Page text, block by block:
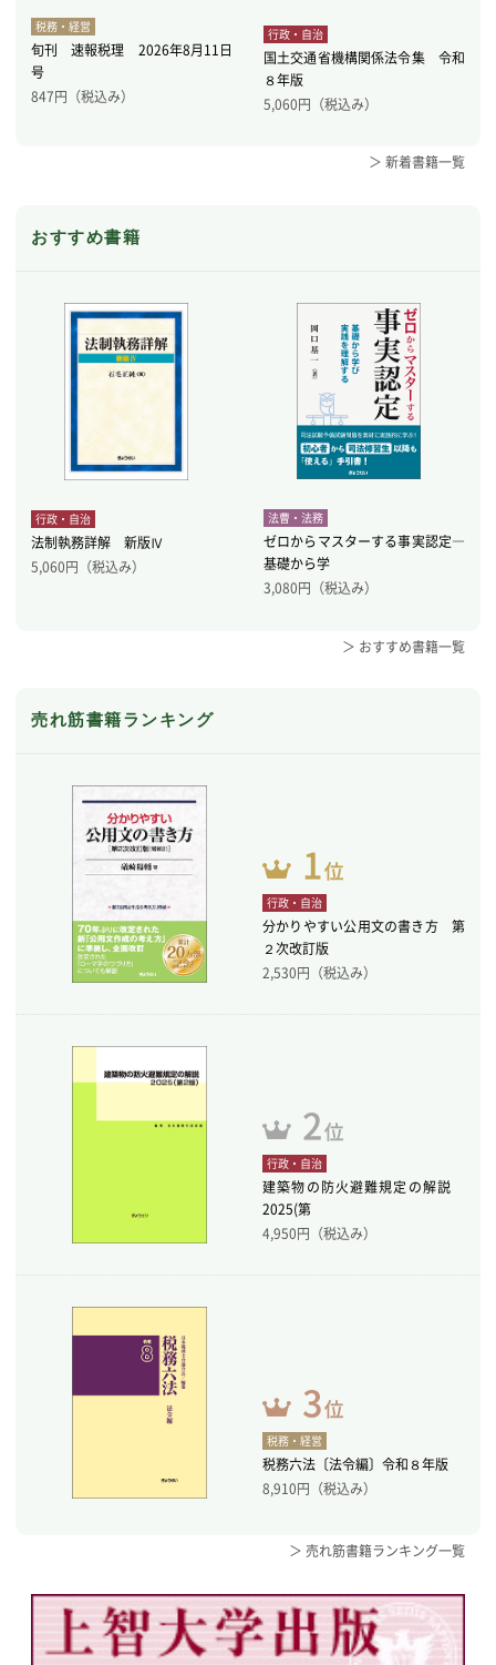
税務・経営
旬刊 速報税理 2026年8月11日
号
847円（税込み）
行政・自治
国土交通省機構関係法令集 令和
８年版
5,060円（税込み）
＞ 新着書籍一覧
おすすめ書籍
行政・自治
法制執務詳解 新版Ⅳ
5,060円（税込み）
法曹・法務
ゼロからマスターする事実認定―
基礎から学
3,080円（税込み）
＞ おすすめ書籍一覧
売れ筋書籍ランキング
行政・自治
分かりやすい公用文の書き方 第
２次改訂版
2,530円（税込み）
行政・自治
建築物の防火避難規定の解説
2025(第
4,950円（税込み）
税務・経営
税務六法〔法令編〕令和８年版
8,910円（税込み）
＞ 売れ筋書籍ランキング一覧